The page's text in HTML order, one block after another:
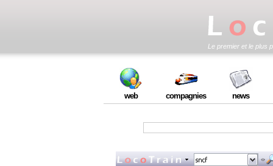
Le premier et le plus
web compagnies news